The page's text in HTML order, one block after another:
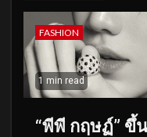
FASHION
1 min read
“พีพี กฤษฏ์”